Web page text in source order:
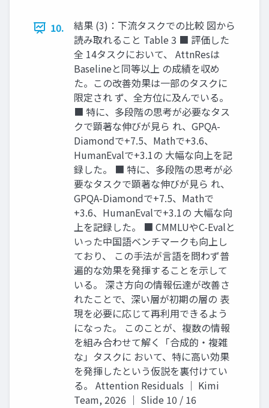
10.
結果 (3)：下流タスクでの比較 図から
読み取れること Table 3 ■ 評価した
全 14タスクにおいて、 AttnResは
Baselineと同等以上 の成績を収め
た。この改善効果は一部のタスクに
限定され ず、全方位に及んでいる。
■ 特に、多段階の思考が必要なタス
クで顕著な伸びが見ら れ、GPQA-
Diamondで+7.5、Mathで+3.6、
HumanEvalで+3.1の 大幅な向上を記
録した。 ■ 特に、多段階の思考が必
要なタスクで顕著な伸びが見ら れ、
GPQA-Diamondで+7.5、Mathで
+3.6、HumanEvalで+3.1の 大幅な向
上を記録した。 ■ CMMLUやC-Evalと
いった中国語ベンチマークも向上し
ており、 この手法が言語を問わず普
遍的な効果を発揮することを示して
いる。 深さ方向の情報伝達が改善さ
れたことで、深い層が初期の層の 表
現を必要に応じて再利用できるよう
になった。 このことが、複数の情報
を組み合わせて解く「合成的・複雑
な」タスクに おいて、特に高い効果
を発揮したという仮説を裏付けてい
る。 Attention Residuals ｜ Kimi
Team, 2026 ｜ Slide 10 / 16